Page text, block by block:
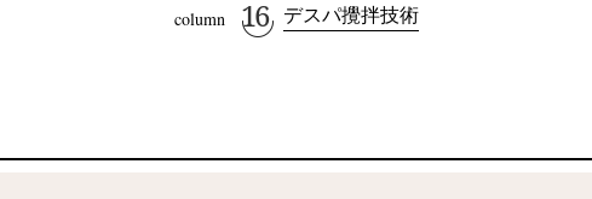
デスパ攪拌技術